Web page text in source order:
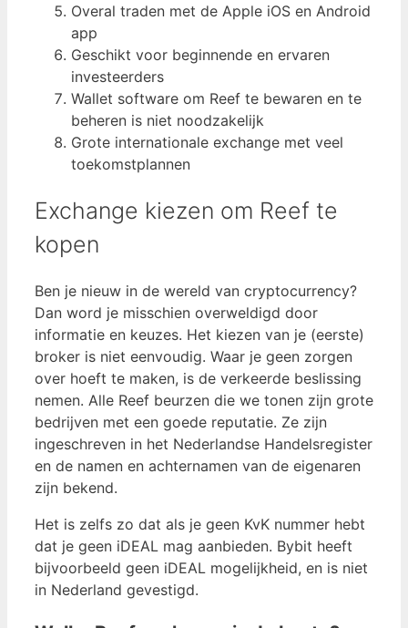
Overal traden met de Apple iOS en Android
app
Geschikt voor beginnende en ervaren
investeerders
Wallet software om Reef te bewaren en te
beheren is niet noodzakelijk
Grote internationale exchange met veel
toekomstplannen
Exchange kiezen om Reef te
kopen
Ben je nieuw in de wereld van cryptocurrency?
Dan word je misschien overweldigd door
informatie en keuzes. Het kiezen van je (eerste)
broker is niet eenvoudig. Waar je geen zorgen
over hoeft te maken, is de verkeerde beslissing
nemen. Alle Reef beurzen die we tonen zijn grote
bedrijven met een goede reputatie. Ze zijn
ingeschreven in het Nederlandse Handelsregister
en de namen en achternamen van de eigenaren
zijn bekend.
Het is zelfs zo dat als je geen KvK nummer hebt
dat je geen iDEAL mag aanbieden. Bybit heeft
bijvoorbeeld geen iDEAL mogelijkheid, en is niet
in Nederland gevestigd.